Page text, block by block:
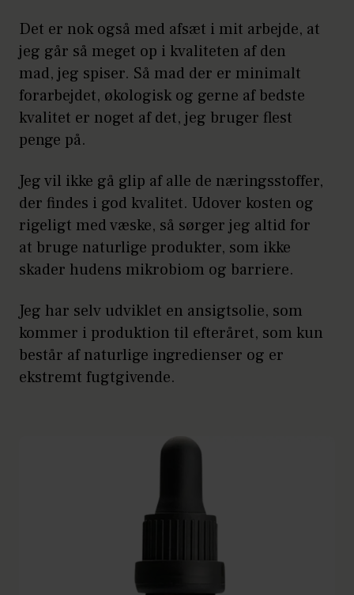
Det er nok også med afsæt i mit arbejde, at
jeg går så meget op i kvaliteten af den
mad, jeg spiser. Så mad der er minimalt
forarbejdet, økologisk og gerne af bedste
kvalitet er noget af det, jeg bruger flest
penge på.
Jeg vil ikke gå glip af alle de næringsstoffer,
der findes i god kvalitet. Udover kosten og
rigeligt med væske, så sørger jeg altid for
at bruge naturlige produkter, som ikke
skader hudens mikrobiom og barriere.
Jeg har selv udviklet en ansigtsolie, som
kommer i produktion til efteråret, som kun
består af naturlige ingredienser og er
ekstremt fugtgivende.